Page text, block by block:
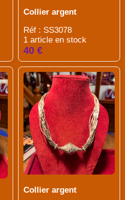
Collier argent
Réf : SS3078
1 article en stock
40 €
Collier argent